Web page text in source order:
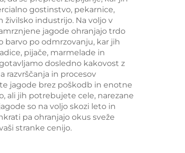
gostinstvo, pekarnice,
živilsko industrijo. Na voljo v
jagode ohranjajo trdo
barvo po odmrzovanju, kar jih
pijače, marmelade in
dosledno kakovost z
razvrščanja in procesov
jagode brez poškodb in enotne
ali jih potrebujete cele, narezane
so na voljo skozi leto in
pa ohranjajo okus sveže
stranke cenijo.